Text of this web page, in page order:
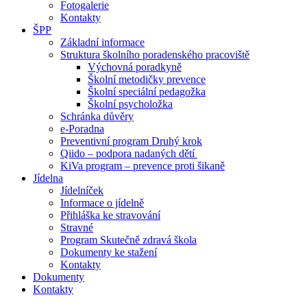
Fotogalerie
Kontakty
ŠPP
Základní informace
Struktura školního poradenského pracoviště
Výchovná poradkyně
Školní metodičky prevence
Školní speciální pedagožka
Školní psycholožka
Schránka důvěry
e-Poradna
Preventivní program Druhý krok
Qiido – podpora nadaných dětí
KiVa program – prevence proti šikaně
Jídelna
Jídelníček
Informace o jídelně
Přihláška ke stravování
Stravné
Program Skutečně zdravá škola
Dokumenty ke stažení
Kontakty
Dokumenty
Kontakty